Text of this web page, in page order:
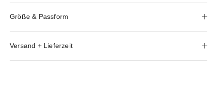
Größe & Passform
Versand + Lieferzeit